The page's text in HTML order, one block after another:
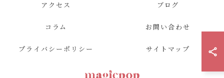
アクセス ブログ
コラム お問い合わせ
プライバシーポリシー サイトマップ